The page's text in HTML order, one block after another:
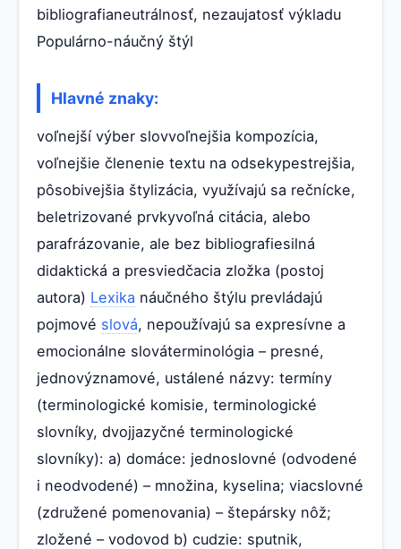
bibliografianeutrálnosť, nezaujatosť výkladu
Populárno-náučný štýl
Hlavné znaky:
voľnejší výber slovvoľnejšia kompozícia,
voľnejšie členenie textu na odsekypestrejšia,
pôsobivejšia štylizácia, využívajú sa rečnícke,
beletrizované prvkyvoľná citácia, alebo
parafrázovanie, ale bez bibliografiesilná
didaktická a presviedčacia zložka (postoj
autora) Lexika náučného štýlu prevládajú
pojmové slová, nepoužívajú sa expresívne a
emocionálne slováterminológia – presné,
jednovýznamové, ustálené názvy: termíny
(terminologické komisie, terminologické
slovníky, dvojjazyčné terminologické
slovníky): a) domáce: jednoslovné (odvodené
i neodvodené) – množina, kyselina; viacslovné
(združené pomenovania) – štepársky nôž;
zložené – vodovod b) cudzie: sputnik,